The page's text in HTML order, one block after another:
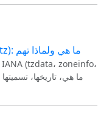
قاعدة بيانات المناطق الزمنية IANA (tz): ما هي ولماذا تهم